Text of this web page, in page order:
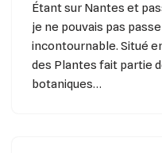
Étant sur Nantes et
je ne pouvais pas
incontournable. Situé
des Plantes fait partie
botaniques…